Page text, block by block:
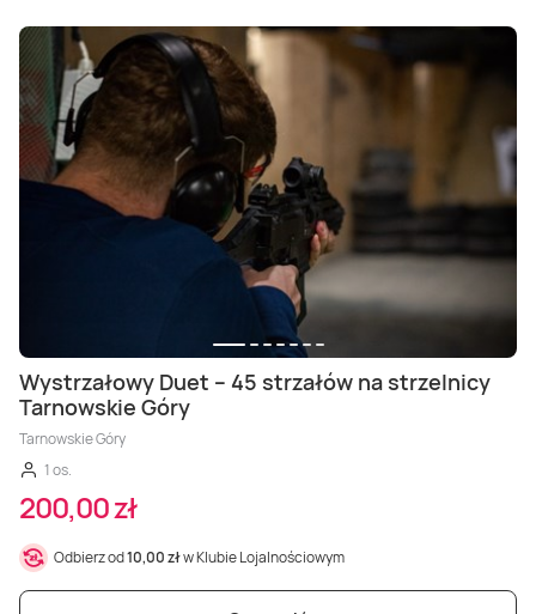
Wystrzałowy Duet – 45 strzałów na strzelnicy
Tarnowskie Góry
Tarnowskie Góry
1 os.
200,00 zł
Odbierz od10,00 złw Klubie Lojalnościowym